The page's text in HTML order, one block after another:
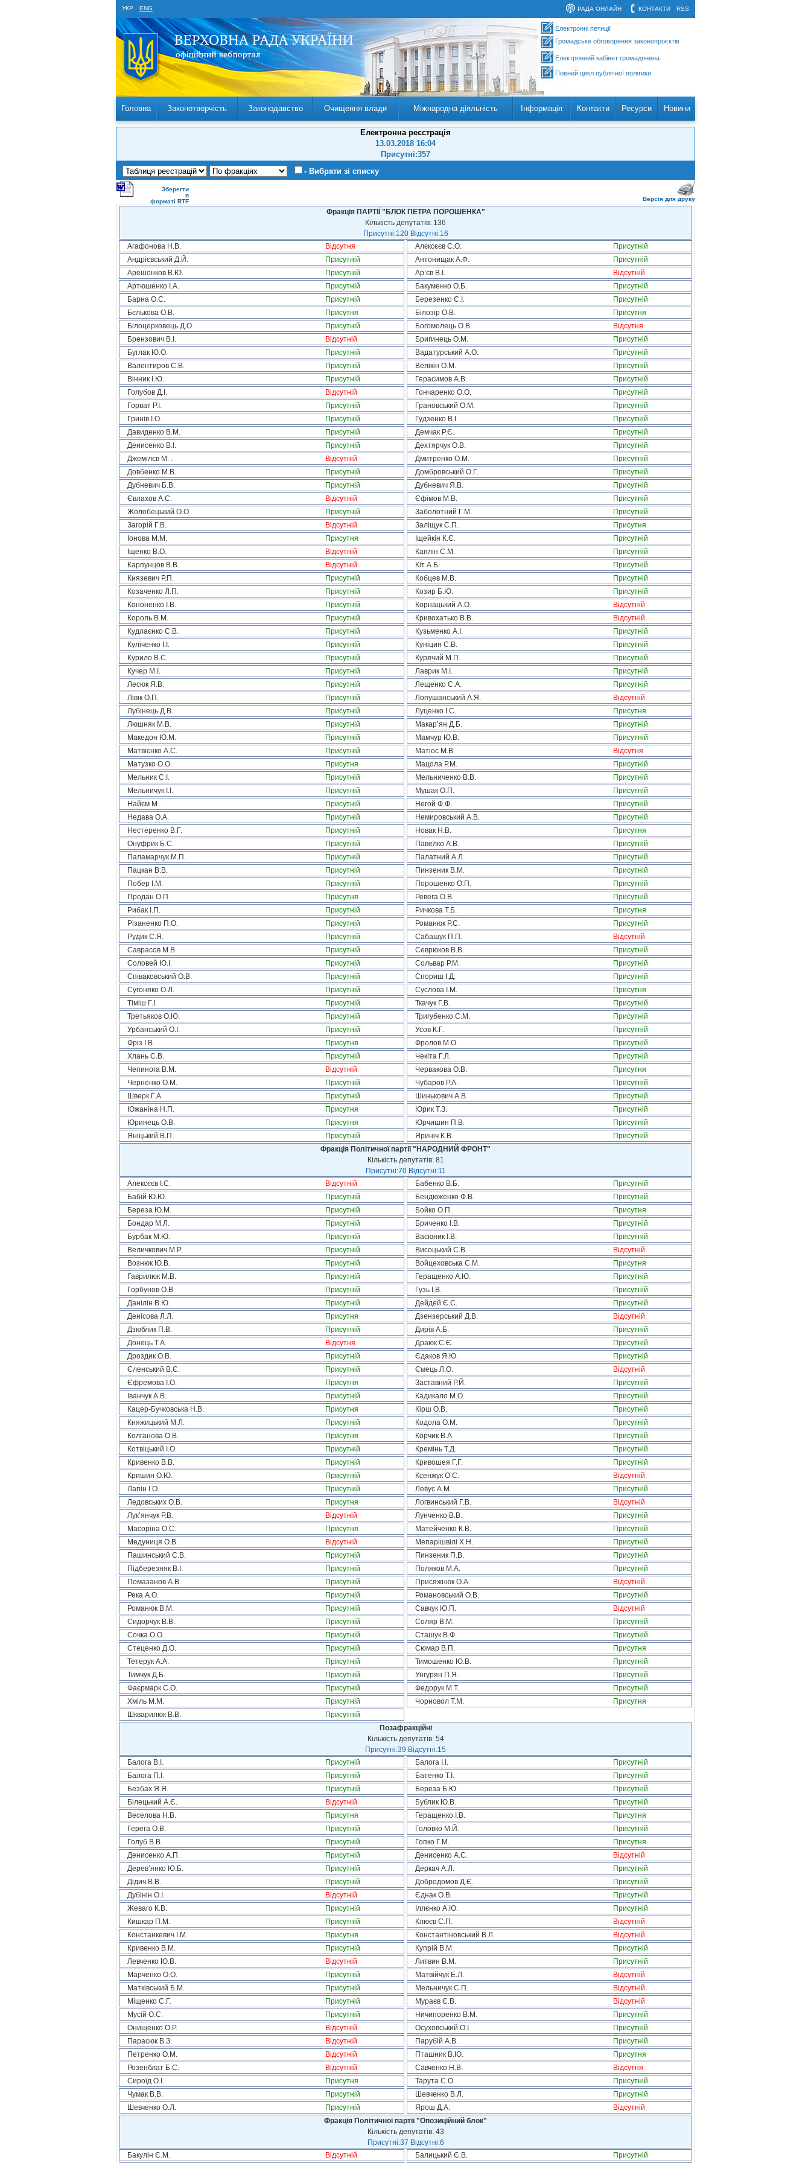
УКР ENG RSS
КОНТАКТИ
РАДА ОНЛАЙН
Електронні петиції
Громадське обговорення законопроєктів
Електронний кабінет громадянина
Повний цикл публічної політики
Головна Законотворчість Законодавство Очищення влади Міжнародна діяльність Інформація Контакти Ресурси Новини
Електронна реєстрація
13.03.2018 16:04
Присутні:357
- Вибрати зі списку
Зберегти
в
форматі RTF
Версія для друку
Фракція ПАРТІЇ "БЛОК ПЕТРА ПОРОШЕНКА"
Кількість депутатів: 136
Присутні:120 Відсутні:16
Агафонова Н.В.
Відсутня Алєксєєв С.О.
Присутній
Андрієвський Д.Й.
Присутній Антонищак А.Ф.
Присутній
Арешонков В.Ю.
Присутній Ар’єв В.І.
Відсутній
Артюшенко І.А.
Присутній Бакуменко О.Б.
Присутній
Барна О.С.
Присутній Березенко С.І.
Присутній
Бєлькова О.В.
Присутня Білозір О.В.
Присутня
Білоцерковець Д.О.
Присутній Богомолець О.В.
Відсутня
Брензович В.І.
Відсутній Бригинець О.М.
Присутній
Буглак Ю.О.
Присутній Вадатурський А.О.
Присутній
Валентиров С.В.
Присутній Велікін О.М.
Присутній
Вінник І.Ю.
Присутній Герасимов А.В.
Присутній
Голубов Д.І.
Відсутній Гончаренко О.О.
Присутній
Горват Р.І.
Присутній Грановський О.М.
Присутній
Гринів І.О.
Присутній Гудзенко В.І.
Присутній
Давиденко В.М.
Присутній Демчак Р.Є.
Присутній
Денисенко В.І.
Присутній Дехтярчук О.В.
Присутній
Джемілєв М. .
Відсутній Дмитренко О.М.
Присутній
Довбенко М.В.
Присутній Домбровський О.Г.
Присутній
Дубневич Б.В.
Присутній Дубневич Я.В.
Присутній
Євлахов А.С.
Відсутній Єфімов М.В.
Присутній
Жолобецький О.О.
Присутній Заболотний Г.М.
Присутній
Загорій Г.В.
Відсутній Заліщук С.П.
Присутня
Іонова М.М.
Присутня Іщейкін К.Є.
Присутній
Іщенко В.О.
Відсутній Каплін С.М.
Присутній
Карпунцов В.В.
Відсутній Кіт А.Б.
Присутній
Князевич Р.П.
Присутній Кобцев М.В.
Присутній
Козаченко Л.П.
Присутній Козир Б.Ю.
Присутній
Кононенко І.В.
Присутній Корнацький А.О.
Відсутній
Король В.М.
Присутній Кривохатько В.В.
Відсутній
Кудлаєнко С.В.
Присутній Кузьменко А.І.
Присутній
Куліченко І.І.
Присутній Куніцин С.В.
Присутній
Курило В.С.
Присутній Курячий М.П.
Присутній
Кучер М.І.
Присутній Лаврик М.І.
Присутній
Лесюк Я.В.
Присутній Лещенко С.А.
Присутній
Лівік О.П.
Присутній Лопушанський А.Я.
Відсутній
Лубінець Д.В.
Присутній Луценко І.С.
Присутня
Люшняк М.В.
Присутній Макар’ян Д.Б.
Присутній
Македон Ю.М.
Присутній Мамчур Ю.В.
Присутній
Матвієнко А.С.
Присутній Матіос М.В.
Відсутня
Матузко О.О.
Присутня Мацола Р.М.
Присутній
Мельник С.І.
Присутній Мельниченко В.В.
Присутній
Мельничук І.І.
Присутній Мушак О.П.
Присутній
Найєм М. .
Присутній Негой Ф.Ф.
Присутній
Недава О.А.
Присутній Немировський А.В.
Присутній
Нестеренко В.Г.
Присутній Новак Н.В.
Присутня
Онуфрик Б.С.
Присутній Павелко А.В.
Присутній
Паламарчук М.П.
Присутній Палатний А.Л.
Присутній
Пацкан В.В.
Присутній Пинзеник В.М.
Присутній
Побер І.М.
Присутній Порошенко О.П.
Присутній
Продан О.П.
Присутня Ревега О.В.
Присутній
Рибак І.П.
Присутній Ричкова Т.Б.
Присутня
Різаненко П.О.
Присутній Романюк Р.С.
Присутній
Рудик С.Я.
Присутній Сабашук П.П.
Відсутній
Саврасов М.В.
Присутній Севрюков В.В.
Присутній
Соловей Ю.І.
Присутній Сольвар Р.М.
Присутній
Співаковський О.В.
Присутній Спориш І.Д.
Присутній
Сугоняко О.Л.
Присутній Суслова І.М.
Присутня
Тіміш Г.І.
Присутній Ткачук Г.В.
Присутній
Третьяков О.Ю.
Присутній Тригубенко С.М.
Присутній
Урбанський О.І.
Присутній Усов К.Г.
Присутній
Фріз І.В.
Присутня Фролов М.О.
Присутній
Хлань С.В.
Присутній Чекіта Г.Л.
Присутній
Чепинога В.М.
Відсутній Червакова О.В.
Присутня
Черненко О.М.
Присутній Чубаров Р.А.
Присутній
Шверк Г.А.
Присутній Шинькович А.В.
Присутній
Южаніна Н.П.
Присутня Юрик Т.З.
Присутній
Юринець О.В.
Присутня Юрчишин П.В.
Присутній
Яніцький В.П.
Присутній Яриніч К.В.
Присутній
Фракція Політичної партії "НАРОДНИЙ ФРОНТ"
Кількість депутатів: 81
Присутні:70 Відсутні:11
Алексєєв І.С.
Відсутній Бабенко В.Б.
Присутній
Бабій Ю.Ю.
Присутній Бендюженко Ф.В.
Присутній
Береза Ю.М.
Присутній Бойко О.П.
Присутня
Бондар М.Л.
Присутній Бриченко І.В.
Присутній
Бурбак М.Ю.
Присутній Васюник І.В.
Присутній
Величкович М.Р.
Присутній Висоцький С.В.
Відсутній
Вознюк Ю.В.
Присутній Войцеховська С.М.
Присутня
Гаврилюк М.В.
Присутній Геращенко А.Ю.
Присутній
Горбунов О.В.
Присутній Гузь І.В.
Присутній
Данілін В.Ю.
Присутній Дейдей Є.С.
Присутній
Денісова Л.Л.
Присутня Дзензерський Д.В.
Відсутній
Дзюблик П.В.
Присутній Дирів А.Б.
Присутній
Донець Т.А.
Відсутня Драюк С.Є.
Присутній
Дроздик О.В.
Присутній Єдаков Я.Ю.
Присутній
Єленський В.Є.
Присутній Ємець Л.О.
Відсутній
Єфремова І.О.
Присутня Заставний Р.Й.
Присутній
Іванчук А.В.
Присутній Кадикало М.О.
Присутній
Кацер-Бучковська Н.В.
Присутня Кірш О.В.
Присутній
Княжицький М.Л.
Присутній Кодола О.М.
Присутній
Колганова О.В.
Присутня Корчик В.А.
Присутній
Котвіцький І.О.
Присутній Кремінь Т.Д.
Присутній
Кривенко В.В.
Присутній Кривошея Г.Г.
Присутній
Кришин О.Ю.
Присутній Ксенжук О.С.
Відсутній
Лапін І.О.
Присутній Левус А.М.
Присутній
Ледовських О.В.
Присутня Логвинський Г.В.
Відсутній
Лук’янчук Р.В.
Відсутній Лунченко В.В.
Присутній
Масоріна О.С.
Присутня Матейченко К.В.
Присутній
Медуниця О.В.
Відсутній Мепарішвілі Х.Н.
Присутній
Пашинський С.В.
Присутній Пинзеник П.В.
Присутній
Підберезняк В.І.
Присутній Поляков М.А.
Присутній
Помазанов А.В.
Присутній Присяжнюк О.А.
Відсутній
Река А.О.
Присутній Романовський О.В.
Присутній
Романюк В.М.
Присутній Савчук Ю.П.
Відсутній
Сидорчук В.В.
Присутній Соляр В.М.
Присутній
Сочка О.О.
Присутній Сташук В.Ф.
Присутній
Стеценко Д.О.
Присутній Сюмар В.П.
Присутня
Тетерук А.А.
Присутній Тимошенко Ю.В.
Присутній
Тимчук Д.Б.
Присутній Унгурян П.Я.
Присутній
Фаєрмарк С.О.
Присутній Федорук М.Т.
Присутній
Хміль М.М.
Присутній Чорновол Т.М.
Присутня
Шкварилюк В.В.
Присутній
Позафракційні
Кількість депутатів: 54
Присутні:39 Відсутні:15
Балога В.І.
Присутній Балога І.І.
Присутній
Балога П.І.
Присутній Батенко Т.І.
Присутній
Безбах Я.Я.
Присутній Береза Б.Ю.
Присутній
Білецький А.Є.
Відсутній Бублик Ю.В.
Присутній
Веселова Н.В.
Присутня Геращенко І.В.
Присутня
Герега О.В.
Присутній Головко М.Й.
Присутній
Голуб В.В.
Присутній Гопко Г.М.
Присутня
Денисенко А.П.
Присутній Денисенко А.С.
Відсутній
Дерев’янко Ю.Б.
Присутній Деркач А.Л.
Присутній
Дідич В.В.
Присутній Добродомов Д.Є.
Присутній
Дубінін О.І.
Відсутній Єднак О.В.
Присутній
Жеваго К.В.
Присутній Іллєнко А.Ю.
Присутній
Кишкар П.М.
Присутній Клюєв С.П.
Відсутній
Констанкевич І.М.
Присутня Константіновський В.Л.
Відсутній
Кривенко В.М.
Присутній Купрій В.М.
Присутній
Левченко Ю.В.
Відсутній Литвин В.М.
Присутній
Марченко О.О.
Присутній Матвійчук Е.Л.
Відсутній
Матківський Б.М.
Присутній Мельничук С.П.
Відсутній
Міщенко С.Г.
Присутній Мураєв Є.В.
Відсутній
Мусій О.С.
Присутній Ничипоренко В.М.
Присутній
Онищенко О.Р.
Відсутній Осуховський О.І.
Присутній
Парасюк В.З.
Відсутній Парубій А.В.
Присутній
Петренко О.М.
Відсутній Пташник В.Ю.
Присутня
Розенблат Б.С.
Відсутній Савченко Н.В.
Відсутня
Сироїд О.І.
Присутня Тарута С.О.
Присутній
Чумак В.В.
Присутній Шевченко В.Л.
Присутній
Шевченко О.Л.
Присутній Ярош Д.А.
Відсутній
Фракція Політичної партії "Опозиційний блок"
Кількість депутатів: 43
Присутні:37 Відсутні:6
Бакулін Є.М.
Відсутній Балицький Є.В. Присутній